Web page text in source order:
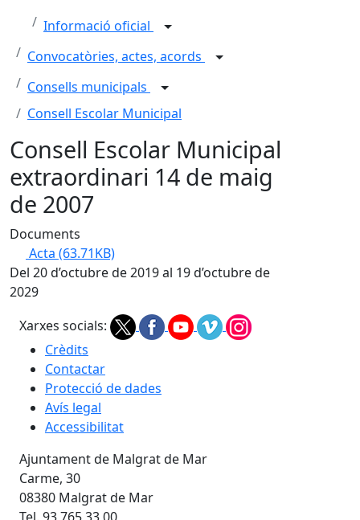
Informació oficial
Convocatòries, actes, acords
Consells municipals
Consell Escolar Municipal
Consell Escolar Municipal
extraordinari 14 de maig
de 2007
Documents
Acta (63.71KB)
Del 20 d’octubre de 2019 al 19 d’octubre de
2029
Xarxes socials:
Crèdits
Contactar
Protecció de dades
Avís legal
Accessibilitat
Ajuntament de Malgrat de Mar
Carme, 30
08380 Malgrat de Mar